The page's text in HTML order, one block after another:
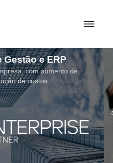
Segurança
torna-se fundamental para
e soluções por nós implementados.
MAIS